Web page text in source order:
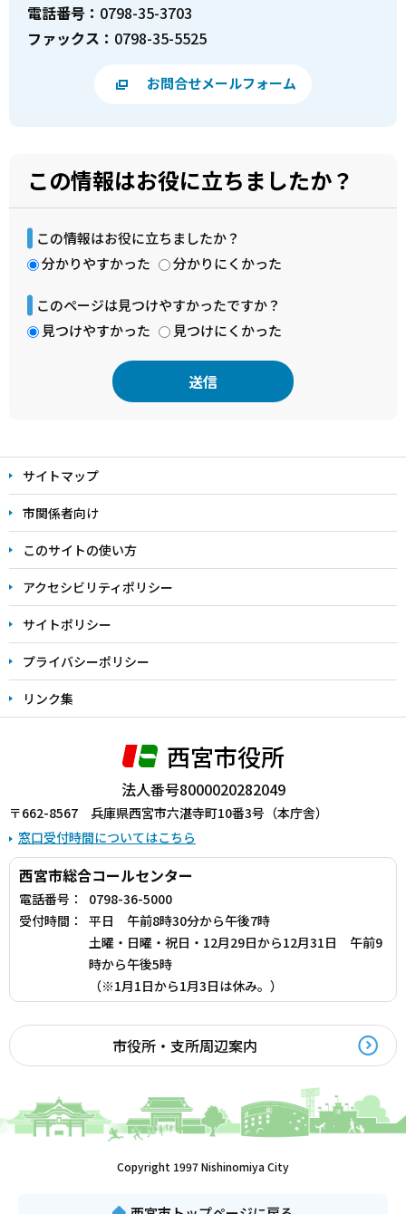
電話番号： 0798-35-3703
ファックス： 0798-35-5525
お問合せメールフォーム
この情報はお役に立ちましたか？
この情報はお役に立ちましたか？
分かりやすかった
分かりにくかった
このページは見つけやすかったですか？
見つけやすかった
見つけにくかった
文
こ
こ
ま
で
サイトマップ
市関係者向け
このサイトの使い方
アクセシビリティポリシー
サイトポリシー
プライバシーポリシー
リンク集
西宮市役所
法人番号8000020282049
〒662-8567 兵庫県西宮市六湛寺町10番3号（本庁舎）
窓口受付時間についてはこちら
西宮市総合コールセンター
電話番号：
0798-36-5000
受付時間：
平日 午前8時30分から午後7時
土曜・日曜・祝日・12月29日から12月31日 午前9
時から午後5時
（※1月1日から1月3日は休み。）
市役所・支所周辺案内
Copyright 1997 Nishinomiya City